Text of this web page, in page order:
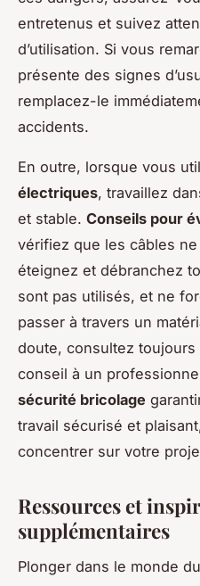
entretenus et suivez
d’utilisation. Si vous
présente des signes
remplacez-le
accidents.
En outre, lorsque vous
électriques, travaillez
et stable. Conseils pour
vérifiez que les câbles
éteignez et débranchez
sont pas utilisés, et ne
passer à travers un
doute, consultez
conseil à un
sécurité bricolage
travail sécurisé et
concentrer sur votre
Ressources et
supplémentaires
Plonger dans le monde du